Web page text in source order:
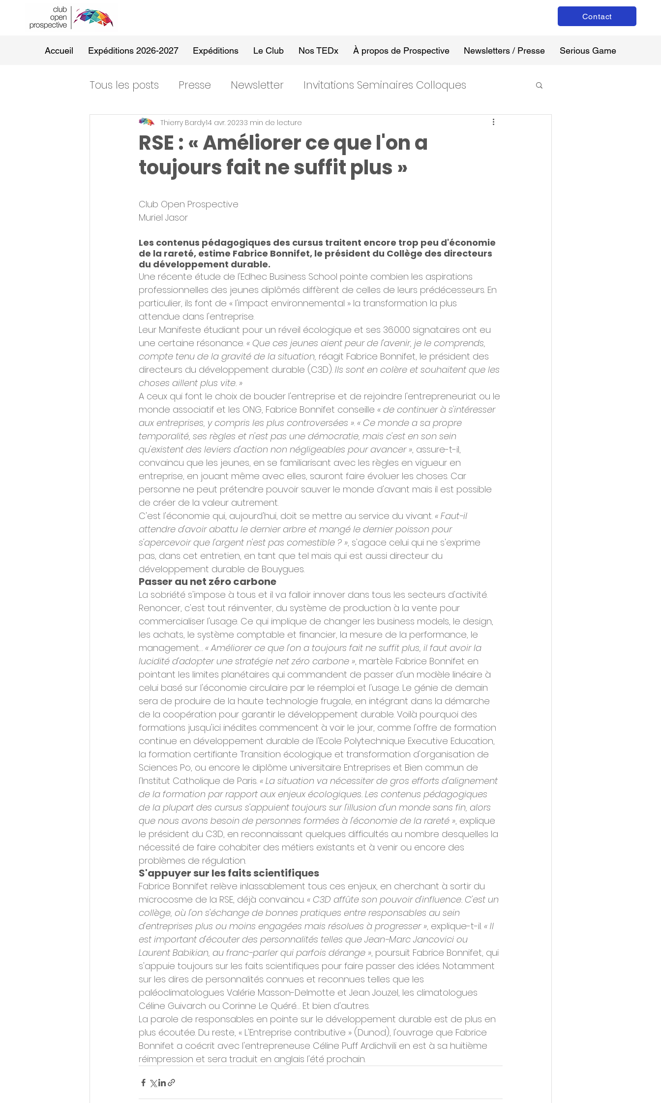
Contact
Accueil Expéditions 2026-2027 Expéditions Le Club Nos TEDx À propos de Prospective Newsletters / Presse Serious Game
Tous les posts Presse Newsletter Invitations Seminaires Colloques
RSE : « Améliorer ce que l'on a
toujours fait ne suffit plus »
Thierry Bardy14 avr. 20233 min de lecture
Club Open Prospective
Muriel Jasor
Les contenus pédagogiques des cursus traitent encore trop peu d'économie
de la rareté, estime Fabrice Bonnifet, le président du Collège des directeurs
du développement durable.
Une récente étude de l'Edhec Business School pointe combien les aspirations
professionnelles des jeunes diplômés diffèrent de celles de leurs prédécesseurs. En
particulier, ils font de « l'impact environnemental » la transformation la plus
attendue dans l'entreprise.
Leur Manifeste étudiant pour un réveil écologique et ses 36.000 signataires ont eu
une certaine résonance. « Que ces jeunes aient peur de l'avenir, je le comprends,
compte tenu de la gravité de la situation, réagit Fabrice Bonnifet, le président des
directeurs du développement durable (C3D). Ils sont en colère et souhaitent que les
choses aillent plus vite. »
A ceux qui font le choix de bouder l'entreprise et de rejoindre l'entrepreneuriat ou le
monde associatif et les ONG, Fabrice Bonnifet conseille « de continuer à s'intéresser
aux entreprises, y compris les plus controversées ». « Ce monde a sa propre
temporalité, ses règles et n'est pas une démocratie, mais c'est en son sein
qu'existent des leviers d'action non négligeables pour avancer », assure-t-il,
convaincu que les jeunes, en se familiarisant avec les règles en vigueur en
entreprise, en jouant même avec elles, sauront faire évoluer les choses. Car
personne ne peut prétendre pouvoir sauver le monde d'avant mais il est possible
de créer de la valeur autrement.
C'est l'économie qui, aujourd'hui, doit se mettre au service du vivant. « Faut-il
attendre d'avoir abattu le dernier arbre et mangé le dernier poisson pour
s'apercevoir que l'argent n'est pas comestible ? », s'agace celui qui ne s'exprime
pas, dans cet entretien, en tant que tel mais qui est aussi directeur du
développement durable de Bouygues.
Passer au net zéro carbone
La sobriété s'impose à tous et il va falloir innover dans tous les secteurs d'activité.
Renoncer, c'est tout réinventer, du système de production à la vente pour
commercialiser l'usage. Ce qui implique de changer les business models, le design,
les achats, le système comptable et financier, la mesure de la performance, le
management… « Améliorer ce que l'on a toujours fait ne suffit plus, il faut avoir la
lucidité d'adopter une stratégie net zéro carbone », martèle Fabrice Bonnifet en
pointant les limites planétaires qui commandent de passer d'un modèle linéaire à
celui basé sur l'économie circulaire par le réemploi et l'usage. Le génie de demain
sera de produire de la haute technologie frugale, en intégrant dans la démarche
de la coopération pour garantir le développement durable. Voilà pourquoi des
formations jusqu'ici inédites commencent à voir le jour, comme l'offre de formation
continue en développement durable de l'Ecole Polytechnique Executive Education,
la formation certifiante Transition écologique et transformation d'organisation de
Sciences Po, ou encore le diplôme universitaire Entreprises et Bien commun de
l'Institut Catholique de Paris. « La situation va nécessiter de gros efforts d'alignement
de la formation par rapport aux enjeux écologiques. Les contenus pédagogiques
de la plupart des cursus s'appuient toujours sur l'illusion d'un monde sans fin, alors
que nous avons besoin de personnes formées à l'économie de la rareté », explique
le président du C3D, en reconnaissant quelques difficultés au nombre desquelles la
nécessité de faire cohabiter des métiers existants et à venir ou encore des
problèmes de régulation.
S'appuyer sur les faits scientifiques
Fabrice Bonnifet relève inlassablement tous ces enjeux, en cherchant à sortir du
microcosme de la RSE, déjà convaincu. « C3D affûte son pouvoir d'influence. C'est un
collège, où l'on s'échange de bonnes pratiques entre responsables au sein
d'entreprises plus ou moins engagées mais résolues à progresser », explique-t-il. « Il
est important d'écouter des personnalités telles que Jean-Marc Jancovici ou
Laurent Babikian, au franc-parler qui parfois dérange », poursuit Fabrice Bonnifet, qui
s'appuie toujours sur les faits scientifiques pour faire passer des idées. Notamment
sur les dires de personnalités connues et reconnues telles que les
paléoclimatologues Valérie Masson-Delmotte et Jean Jouzel, les climatologues
Céline Guivarch ou Corinne Le Quéré… Et bien d'autres.
La parole de responsables en pointe sur le développement durable est de plus en
plus écoutée. Du reste, « L'Entreprise contributive » (Dunod), l'ouvrage que Fabrice
Bonnifet a coécrit avec l'entrepreneuse Céline Puff Ardichvili en est à sa huitième
réimpression et sera traduit en anglais l'été prochain.